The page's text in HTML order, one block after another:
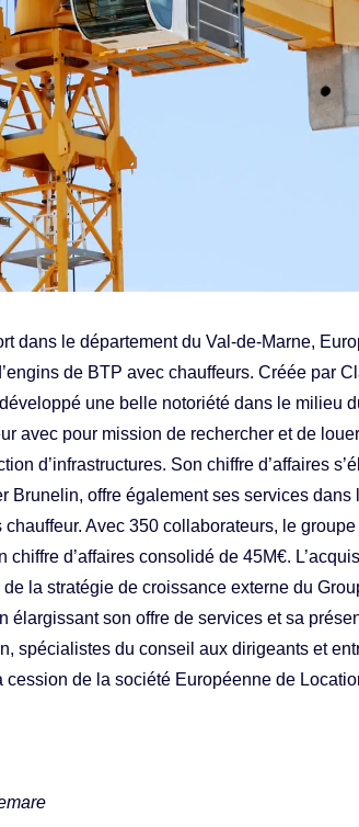
dans le département du Val-de-Marne,
de BTP avec chauffeurs. Créée par
une belle notoriété dans le milieu
avec pour mission de rechercher et de
d’infrastructures. Son chiffre d’affaires
Brunelin, offre également ses services dans
Avec 350 collaborateurs, le
chiffre d’affaires consolidé de 45M€.
la stratégie de croissance externe du
élargissant son offre de services et sa
spécialistes du conseil aux dirigeants et
de la société Européenne de